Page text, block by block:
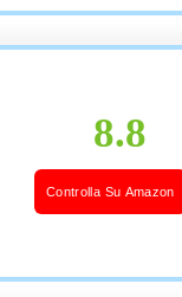
8.8
Controlla Su Amazon